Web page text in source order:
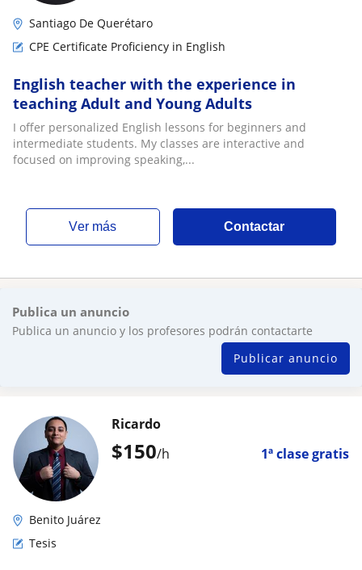
Santiago De Querétaro
CPE Certificate Proficiency in English
English teacher with the experience in
teaching Adult and Young Adults
I offer personalized English lessons for beginners and
intermediate students. My classes are interactive and
focused on improving speaking,...
ver más Contactar
Publica un anuncio
Publica un anuncio y los profesores podrán contactarte
Publicar anuncio
$150/h 1ª clase gratis
Ricardo
Benito Juárez
Tesis